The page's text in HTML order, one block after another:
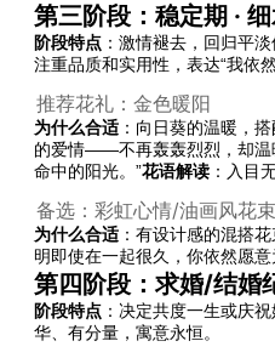
第三阶段：稳定期 ·
阶段特点 ：激情褪去，回归平
注重品质和实用性，表达“我依然
推荐花礼：金色暖阳
为什么合适 ：向日葵的温暖，
的爱情——不再轰轰烈烈，却温
命中的阳光。”花语解读 ：入目
备选：彩虹心情/油画风花束
为什么合适 ：有设计感的混搭
明即使在一起很久，你依然愿意
第四阶段：求婚/结婚
阶段特点 ：决定共度一生或庆
华、有分量，寓意永恒。